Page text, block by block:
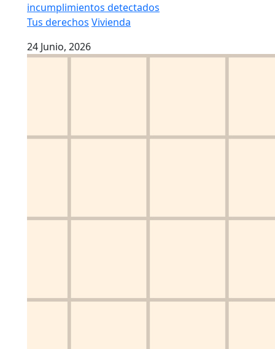
incumplimientos detectados
Tus derechos Vivienda
24 Junio, 2026